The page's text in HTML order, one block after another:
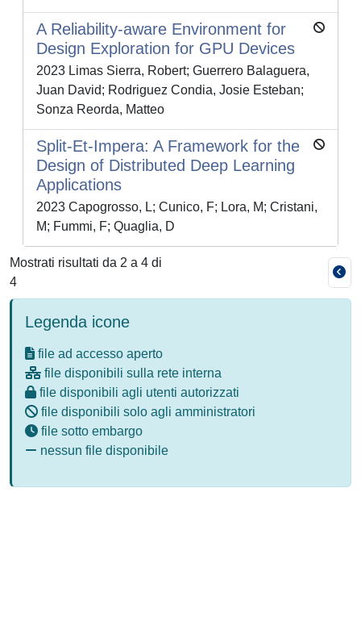
A Reliability-aware Environment for
Design Exploration for GPU Devices
2023 Limas Sierra, Robert; Guerrero Balaguera,
Juan David; Rodriguez Condia, Josie Esteban;
Sonza Reorda, Matteo
Split-Et-Impera: A Framework for the
Design of Distributed Deep Learning
Applications
2023 Capogrosso, L; Cunico, F; Lora, M; Cristani,
M; Fummi, F; Quaglia, D
Mostrati risultati da 2 a 4 di
4
Legenda icone
file ad accesso aperto
file disponibili sulla rete interna
file disponibili agli utenti autorizzati
file disponibili solo agli amministratori
file sotto embargo
nessun file disponibile